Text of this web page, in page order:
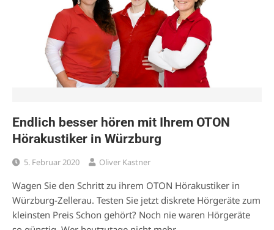
Endlich besser hören mit Ihrem OTON
Hörakustiker in Würzburg
5. Februar 2020 Oliver Kastner
Wagen Sie den Schritt zu ihrem OTON Hörakustiker in
Würzburg-Zellerau. Testen Sie jetzt diskrete Hörgeräte zum
kleinsten Preis Schon gehört? Noch nie waren Hörgeräte